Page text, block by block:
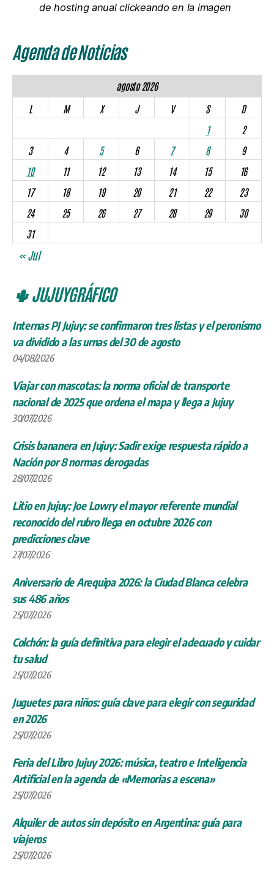
de hosting anual clickeando en la imagen
Agenda de Noticias
agosto 2026
L
M X J V S
D
1
2
3
4 5 6 7 8
9
10
11 12 13 14 15
16
17
18 19 20 21 22
23
24
25 26 27 28 29
30
31
« Jul
🌵 JUJUYGRÁFICO
Internas PJ Jujuy: se confirmaron tres listas y el peronismo
va dividido a las urnas del 30 de agosto
04/08/2026
Viajar con mascotas: la norma oficial de transporte
nacional de 2025 que ordena el mapa y llega a Jujuy
30/07/2026
Crisis bananera en Jujuy: Sadir exige respuesta rápido a
Nación por 8 normas derogadas
28/07/2026
Litio en Jujuy: Joe Lowry el mayor referente mundial
reconocido del rubro llega en octubre 2026 con
predicciones clave
27/07/2026
Aniversario de Arequipa 2026: la Ciudad Blanca celebra
sus 486 años
25/07/2026
Colchón: la guía definitiva para elegir el adecuado y cuidar
tu salud
25/07/2026
Juguetes para niños: guía clave para elegir con seguridad
en 2026
25/07/2026
Feria del Libro Jujuy 2026: música, teatro e Inteligencia
Artificial en la agenda de «Memorias a escena»
25/07/2026
Alquiler de autos sin depósito en Argentina: guía para
viajeros
25/07/2026